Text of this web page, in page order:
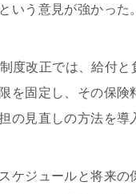
いう意見が強かった。
度改正では、給付
を固定し、その保
の見直しの方法を導
ケジュールと将来